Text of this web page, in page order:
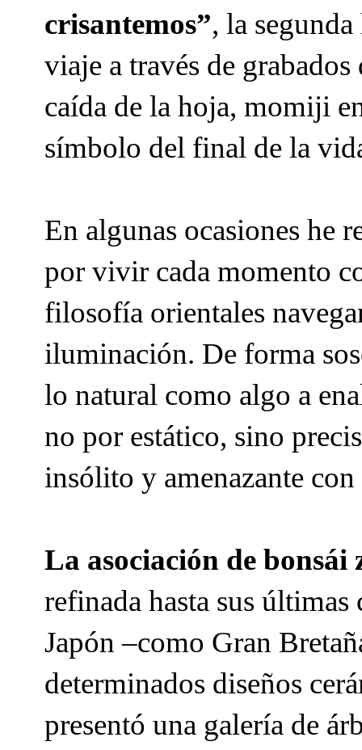
crisantemos”, la
viaje a través de
caída de la hoja, momiji
símbolo del final de la
En algunas ocasiones he
por vivir cada momento
filosofía orientales
iluminación. De forma
lo natural como algo a
no por estático, sino
insólito y amenazante
La asociación de bonsái
refinada hasta sus
Japón –como Gran
determinados diseños
presentó una galería de